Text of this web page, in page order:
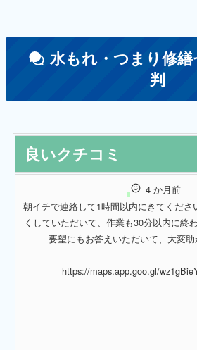
水もれ・つまり修
判
良いクチコミ
4 か月前
朝イチで連絡して1時間以内にきてくだ
くしていただいて、作業も30分以内に終
要望にもお答えいただいて、大変助
https://maps.app.goo.gl/